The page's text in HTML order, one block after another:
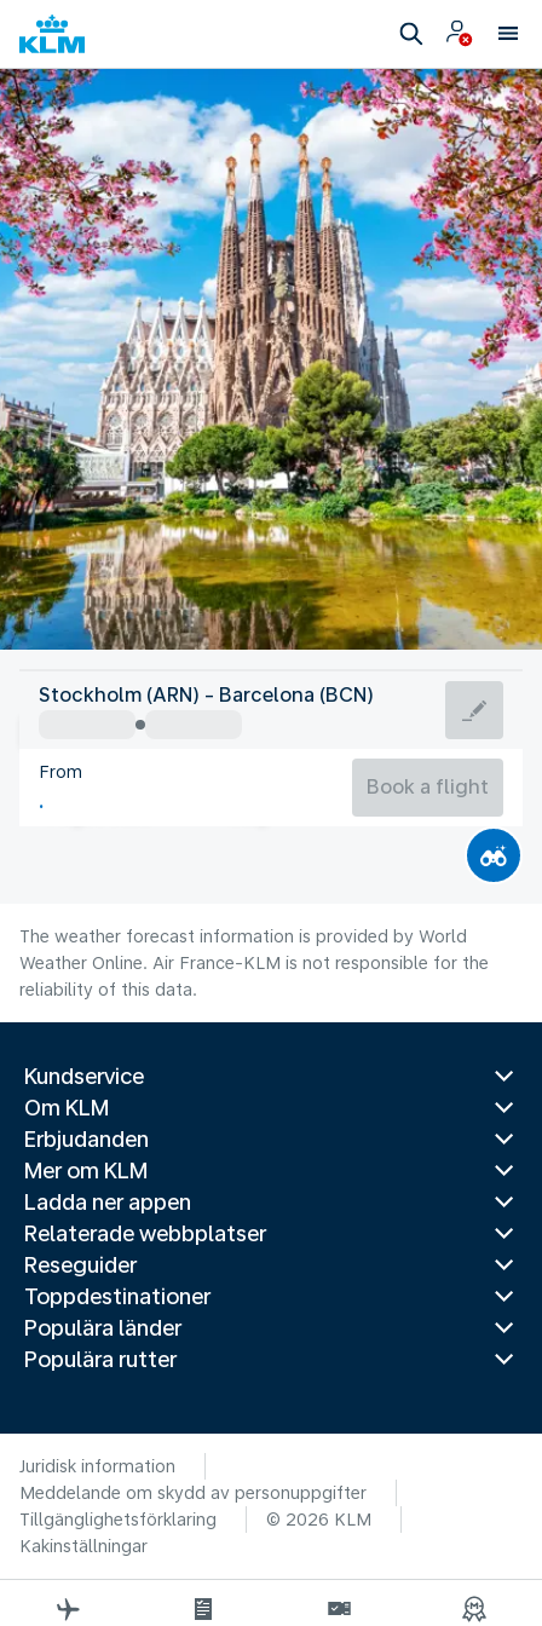
Spain
Barcelona
Spain
Stockholm (ARN) - Barcelona (BCN)
From
Book a flight
The weather forecast information is provided by World
Weather Online. Air France-KLM is not responsible for the
reliability of this data.
Kundservice
Om KLM
Erbjudanden
Mer om KLM
Ladda ner appen
Relaterade webbplatser
Reseguider
Toppdestinationer
Populära länder
Populära rutter
Juridisk information
Meddelande om skydd av personuppgifter
Tillgänglighetsförklaring
© 2026 KLM
Kakinställningar